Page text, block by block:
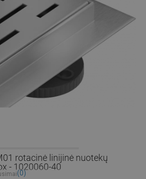
rotacinė linijinė nuotekų
- 1020060-40
(0)